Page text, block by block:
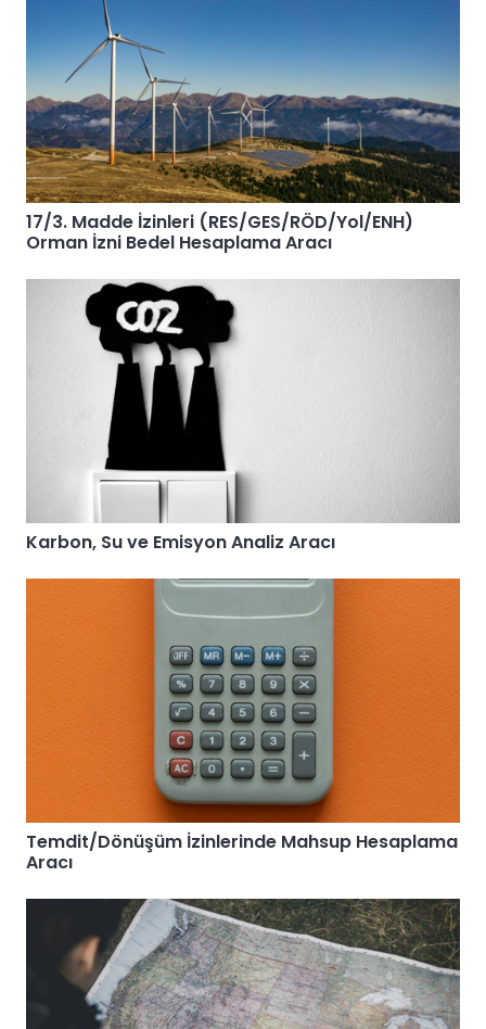
17/3. Madde İzinleri (RES/GES/RÖD/Yol/ENH)
Orman İzni Bedel Hesaplama Aracı
Karbon, Su ve Emisyon Analiz Aracı
Temdit/Dönüşüm İzinlerinde Mahsup Hesaplama
Aracı